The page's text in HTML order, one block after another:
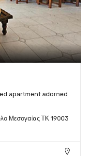
apartment adorned
Μεσογαίας ΤΚ 19003